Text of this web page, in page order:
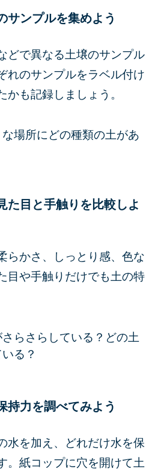
サンプルを集めよう
どで異なる土壌のサンプル
れのサンプルをラベル付け
かも記録しましょう。
な場所にどの種類の土があ
た目と手触りを比較しよ
らかさ、しっとり感、色な
目や手触りだけでも土の特
さらさらしている？どの土
る？
持力を調べてみよう
水を加え、どれだけ水を保
。紙コップに穴を開けて土